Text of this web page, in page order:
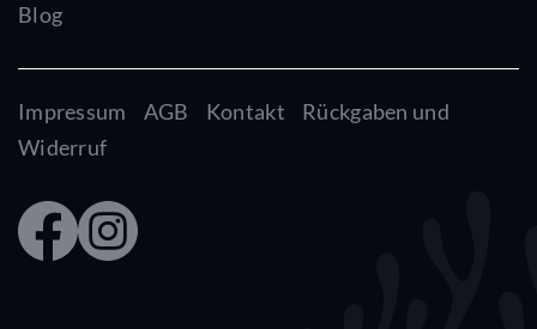
Blog
Impressum AGB Kontakt
Rückgaben und
Widerruf
Faceb
ook
Insta
gram